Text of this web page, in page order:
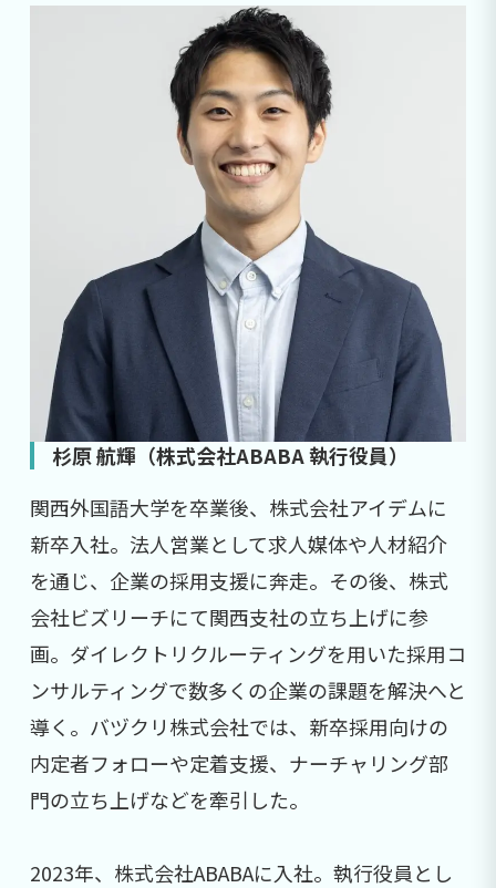
杉原 航輝（株式会社ABABA 執行役員）
関西外国語大学を卒業後、株式会社アイデムに
新卒入社。法人営業として求人媒体や人材紹介
を通じ、企業の採用支援に奔走。その後、株式
会社ビズリーチにて関西支社の立ち上げに参
画。ダイレクトリクルーティングを用いた採用コ
ンサルティングで数多くの企業の課題を解決へと
導く。バヅクリ株式会社では、新卒採用向けの
内定者フォローや定着支援、ナーチャリング部
門の立ち上げなどを牽引した。
2023年、株式会社ABABAに入社。執行役員とし